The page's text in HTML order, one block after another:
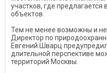
участков, где
объектов.
Тем не менее возможны и
Директор по
Евгений Шварц
длительной перспективе
территорий Москвы.